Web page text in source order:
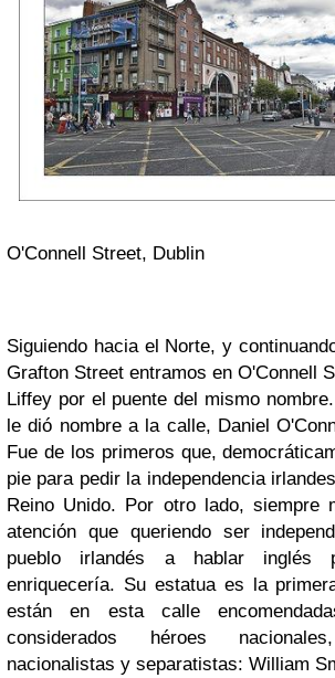
O'Connell Street, Dublin
Siguiendo hacia el Norte, y
Grafton Street entramos en O'Connell
Liffey por el puente del mismo
le dió nombre a la calle, Daniel
Fue de los primeros que,
pie para pedir la independencia
Reino Unido. Por otro lado, siempre
atención que queriendo ser
pueblo irlandés a hablar inglés
enriquecería. Su estatua es la
están en esta calle
considerados héroes
nacionalistas y separatistas: William